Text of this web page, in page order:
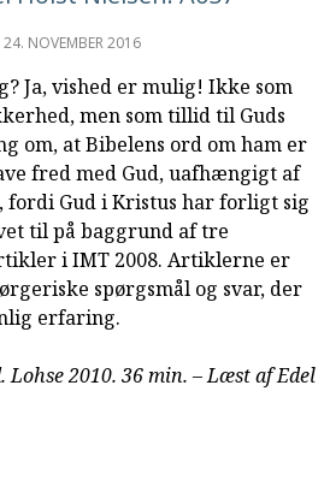
24. NOVEMBER 2016
Ja, vished er mulig! Ikke som
men som tillid til Guds
om, at Bibelens ord om ham er
fred med Gud, uafhængigt af
Gud i Kristus har forligt sig
til på baggrund af tre
i IMT 2008. Artiklerne er
spørgsmål og svar, der
erfaring.
Lohse 2010. 36 min. – Læst af Edel